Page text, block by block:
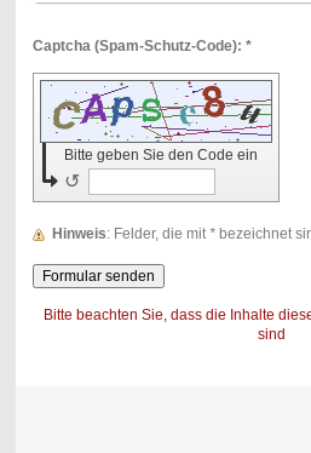
Captcha (Spam-Schutz-Code): *
Bitte geben Sie den Code ein
↺
Hinweis : Felder, die mit *bezeichnet
Bitte beachten Sie, dass die Inhalte
sind